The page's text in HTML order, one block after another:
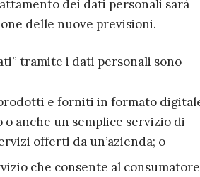
dei dati personali sarà
delle nuove previsioni.
tramite i dati personali sono
e forniti in formato
anche un semplice servizio di
offerti da un’azienda; o
che consente al